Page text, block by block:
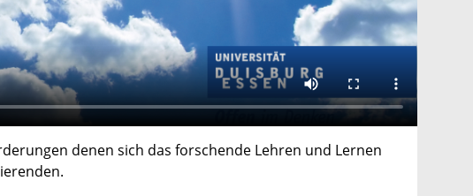
denen sich das forschende Lehren und Lernen